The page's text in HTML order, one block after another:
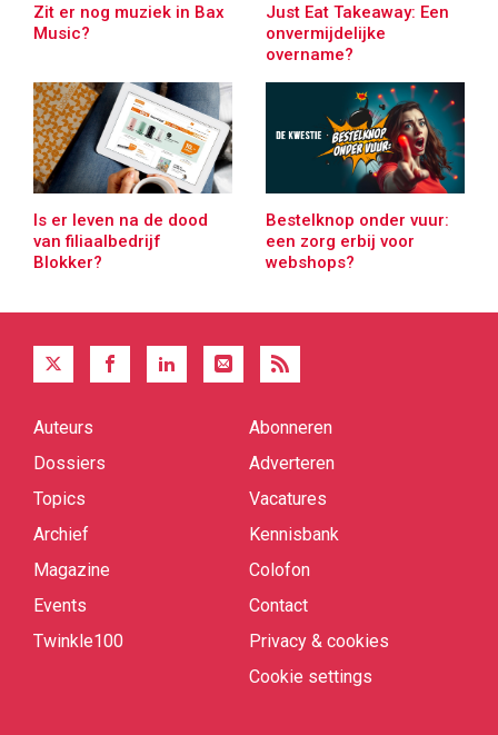
Zit er nog muziek in Bax
Music?
Just Eat Takeaway: Een
onvermijdelijke
overname?
Is er leven na de dood
van filiaalbedrijf
Blokker?
Bestelknop onder vuur:
een zorg erbij voor
webshops?
Quick
Auteurs
Dossiers
Topics
Archief
Magazine
Events
Twinkle100
Abonneren
Adverteren
Vacatures
Kennisbank
Colofon
Contact
Privacy & cookies
Cookie settings